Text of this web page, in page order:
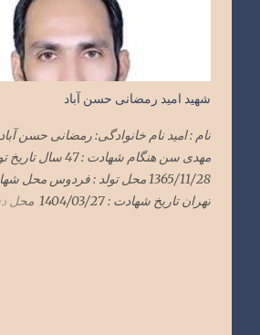
شهید امید رمضانی حسن آباد
نام : امید نام خانوادگی: رمضانی حسن
مهدی سن هنگام شهادت : 47 سال
1365/11/28 محل تولد : فردوس محل
تهران تاریخ شهادت : 1404/